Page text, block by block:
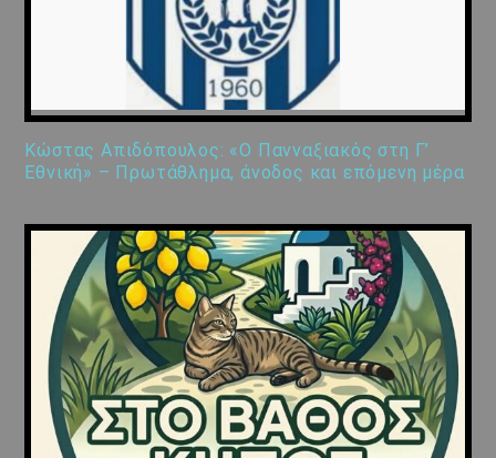
Κώστας Απιδόπουλος: «Ο Πανναξιακός στη Γ’
Εθνική» – Πρωτάθλημα, άνοδος και επόμενη μέρα